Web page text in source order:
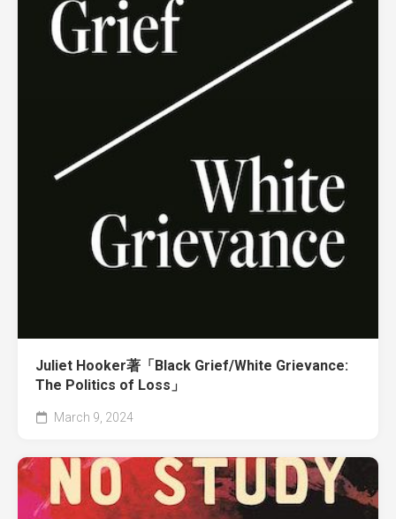
Juliet Hooker著「Black Grief/White Grievance:
The Politics of Loss」
March 9, 2024